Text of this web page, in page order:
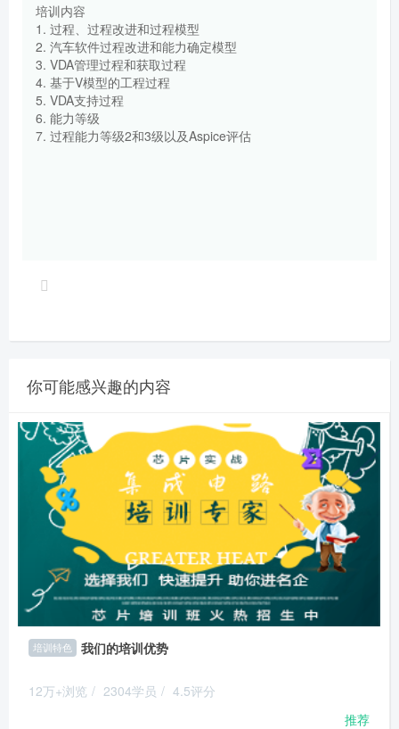
培训内容
1. 过程、过程改进和过程模型
2. 汽车软件过程改进和能力确定模型
3. VDA管理过程和获取过程
4. 基于V模型的工程过程
5. VDA支持过程
6. 能力等级
7. 过程能力等级2和3级以及Aspice评估
你可能感兴趣的内容
培训特色 我们的培训优势
12万+浏览 / 2304学员 / 4.5评分
推荐